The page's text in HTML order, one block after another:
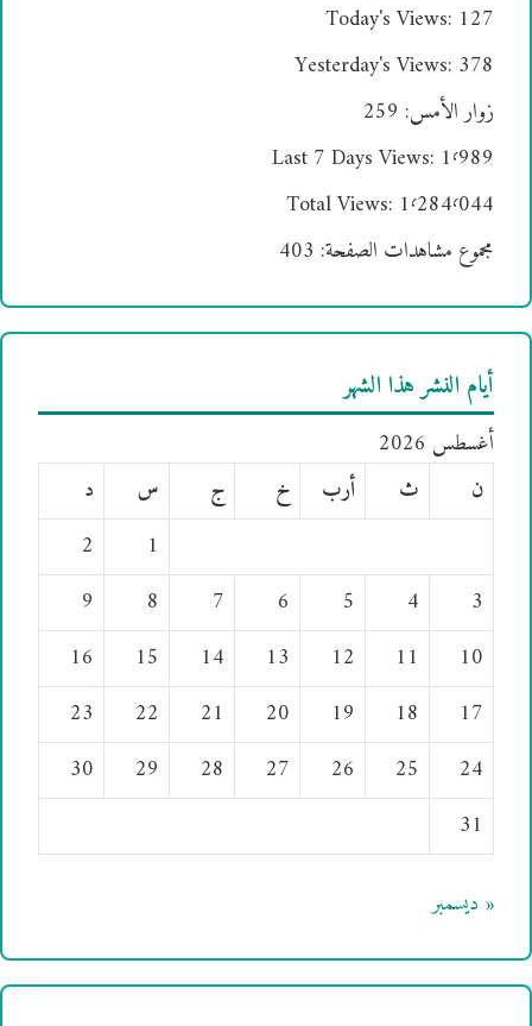
Today's Views: 127
Yesterday's Views: 378
زوار الأمس: 259
Last 7 Days Views: 1٬989
Total Views: 1٬284٬044
مجموع مشاهدات الصفحة: 403
أيام النشر هذا الشهر
أغسطس 2026
ن
ث أرب خ ج س
د
1
2
3
4
5
6
7
8
9
10
11
12
13
14
15
16
17
18
19
20
21
22
23
24
25
26
27
28
29
30
31
« ديسمبر